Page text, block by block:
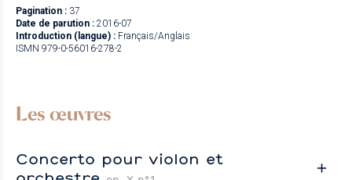
Pagination : 37
Date de parution : 2016-07
Introduction (langue) : Français/Anglais
ISMN 979-0-56016-278-2
Les œuvres
Concerto pour violon et